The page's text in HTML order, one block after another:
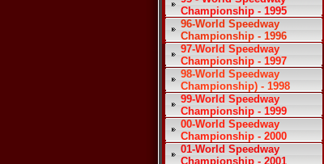
Championship - 1995
96-World Speedway
Championship - 1996
97-World Speedway
Championship - 1997
98-World Speedway
Championship) - 1998
99-World Speedway
Championship - 1999
00-World Speedway
Championship - 2000
01-World Speedway
Championship - 2001